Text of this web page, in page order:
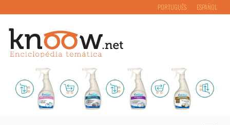
PORTUGUÊS ESPAÑOL